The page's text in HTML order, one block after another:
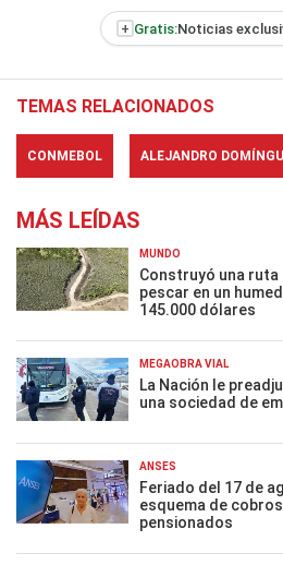
+ Gratis:Noticias
TEMAS RELACIONADOS
CONMEBOL ALEJANDRO
MÁS LEÍDAS
MUNDO
Construyó una ruta
pescar en un
145.000 dólares
MEGAOBRA VIAL
La Nación le
una sociedad de
ANSES
Feriado del 17 de
esquema de
pensionados